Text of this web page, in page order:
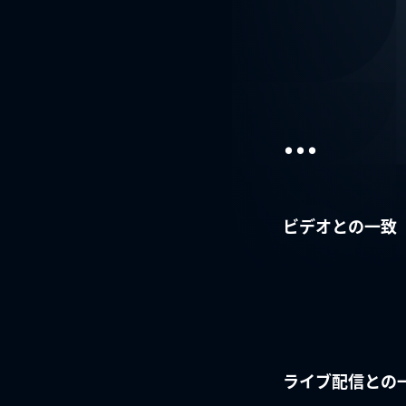
...
ビデオとの一致
ライブ配信との